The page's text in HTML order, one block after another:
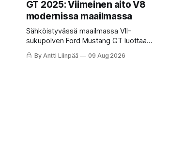
GT 2025: Viimeinen aito V8
modernissa maailmassa
Sähköistyvässä maailmassa VII-
sukupolven Ford Mustang GT luottaa
edelleen raakaan 5,0-litraiseen V8-
voimaan. Lue KaaraTV:n analyysi ja katso
By Antti Liinpää 09 Aug 2026